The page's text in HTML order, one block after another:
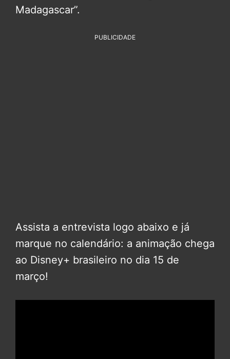
Madagascar”.
PUBLICIDADE
Assista a entrevista logo abaixo e já
marque no calendário: a animação chega
ao Disney+ brasileiro no dia 15 de
março!